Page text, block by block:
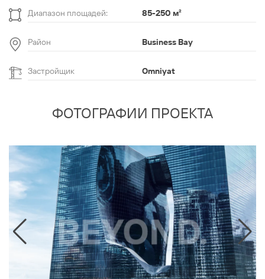
Диапазон площадей: 85-250 м²
Район Business Bay
Застройщик Omniyat
ФОТОГРАФИИ ПРОЕКТА